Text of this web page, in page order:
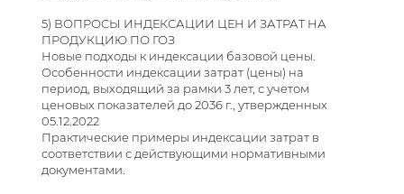
5) ВОПРОСЫ ИНДЕКСАЦИИ ЦЕН И ЗАТРАТ НА
ПРОДУКЦИЮ ПО ГОЗ
Новые подходы к индексации базовой цены.
Особенности индексации затрат (цены) на
период, выходящий за рамки 3 лет, с учетом
ценовых показателей до 2036 г., утвержденных
05.12.2022
Практические примеры индексации затрат в
соответствии с действующими нормативными
документами.